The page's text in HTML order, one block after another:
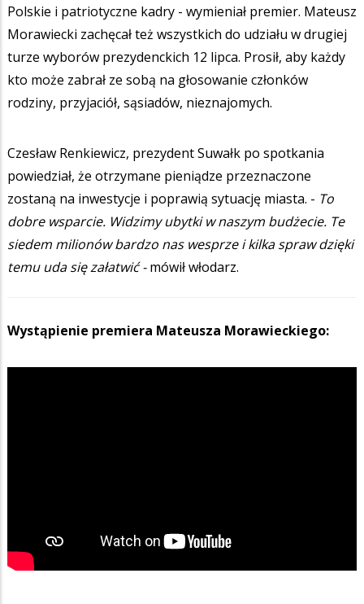
Polskie i patriotyczne kadry - wymieniał premier. Mateusz
Morawiecki zachęcał też wszystkich do udziału w drugiej
turze wyborów prezydenckich 12 lipca. Prosił, aby każdy
kto może zabrał ze sobą na głosowanie członków
rodziny, przyjaciół, sąsiadów, nieznajomych.
Czesław Renkiewicz, prezydent Suwałk po spotkania
powiedział, że otrzymane pieniądze przeznaczone
zostaną na inwestycje i poprawią sytuację miasta. - To
dobre wsparcie. Widzimy ubytki w naszym budżecie. Te
siedem milionów bardzo nas wesprze i kilka spraw dzięki
temu uda się załatwić -mówił włodarz.
Wystąpienie premiera Mateusza Morawieckiego: